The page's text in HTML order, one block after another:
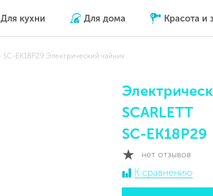
Для кухни Для дома Красота и
SC-EK18P29 Электрический чайник
SCARLETT
SC-EK18P29
нет отзывов
К сравнению